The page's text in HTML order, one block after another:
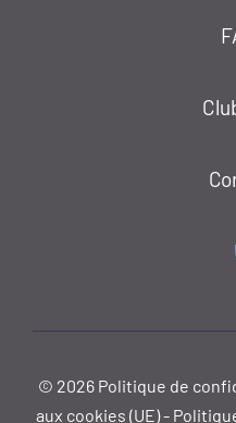
© 2026 Politique de
aux cookies (UE)-